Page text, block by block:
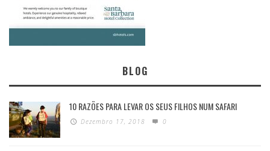
BLOG
10 RAZÕES PARA LEVAR OS SEUS FILHOS NUM SAFARI
Dezembro 17, 2018 0